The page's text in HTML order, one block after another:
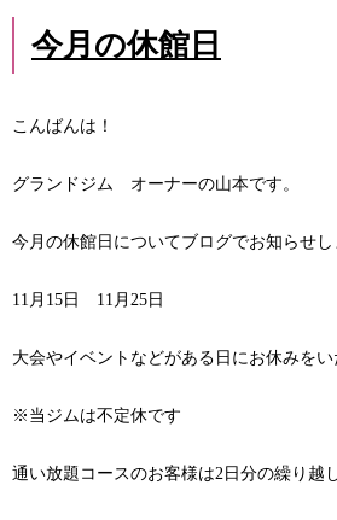
今月の休館日
こんばんは！
グランドジム オーナーの山本です。
今月の休館日についてブログでお知らせし
11月15日 11月25日
大会やイベントなどがある日にお休みを
※当ジムは不定休です
通い放題コースのお客様は2日分の繰り越